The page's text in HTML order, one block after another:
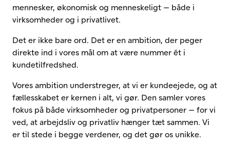
mennesker, økonomisk og menneskeligt — både i
virksomheder og i privatlivet.
Det er ikke bare ord. Det er en ambition, der peger
direkte ind i vores mål om at være nummer ét i
kundetilfredshed.
Vores ambition understreger, at vi er kundeejede, og at
fællesskabet er kernen i alt, vi gør. Den samler vores
fokus på både virksomheder og privatpersoner — for vi
ved, at arbejdsliv og privatliv hænger tæt sammen. Vi
er til stede i begge verdener, og det gør os unikke.